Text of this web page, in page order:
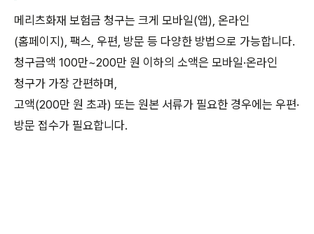
메리츠화재 보험금 청구는 크게 모바일(앱), 온라인
(홈페이지), 팩스, 우편, 방문 등 다양한 방법으로 가능합니다.
청구금액 100만~200만 원 이하의 소액은 모바일·온라인
청구가 가장 간편하며,
고액(200만 원 초과) 또는 원본 서류가 필요한 경우에는 우편·
방문 접수가 필요합니다.